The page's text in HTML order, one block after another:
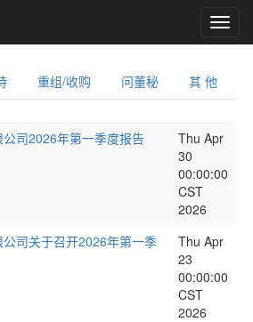
重组/收购 问董秘 其 他
司2026年第一季度报告
Thu Apr
30
00:00:00
CST
2026
司关于召开2026年第一季
Thu Apr
23
00:00:00
CST
2026